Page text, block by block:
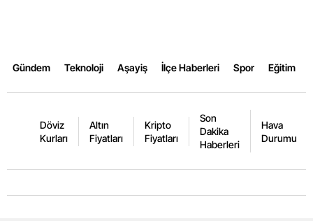
Gündem Teknoloji Aşayiş İlçe Haberleri Spor Eğitim
Döviz
Kurları
Altın
Fiyatları
Kripto
Fiyatları
Son
Dakika
Haberleri
Hava
Durumu